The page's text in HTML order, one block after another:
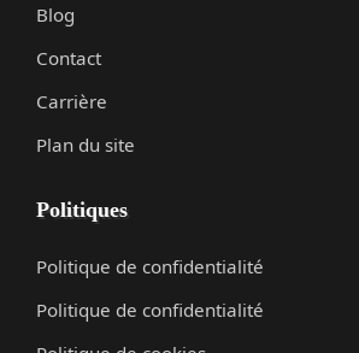
Blog
Contact
Carrière
Plan du site
Politiques
Politique de confidentialité
Politique de confidentialité